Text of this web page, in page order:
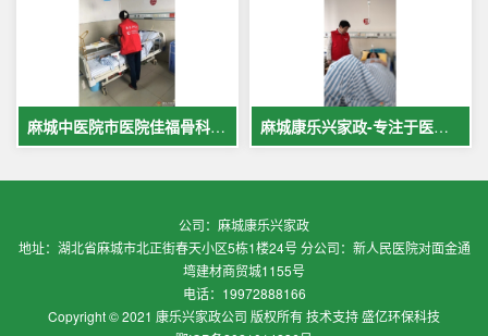
麻城中医院市医院佳福骨科医院铁路医院护工案例展示 麻城康乐兴家政-专注于医院护理，致力于打造全麻城优质护工护理
公司：麻城康乐兴家政
地址：湖北省麻城市北正街春天小区5栋1楼24号 分公司：新人民医院对面金通
塆建材商贸城1155号
电话：19972888166
Copyright © 2021 康乐兴家政公司 版权所有 技术支持 盛亿环保科技